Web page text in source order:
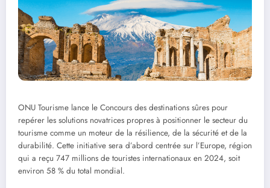
ONU Tourisme lance le Concours des destinations sûres pour
repérer les solutions novatrices propres à positionner le secteur du
tourisme comme un moteur de la résilience, de la sécurité et de la
durabilité. Cette initiative sera d’abord centrée sur l’Europe, région
qui a reçu 747 millions de touristes internationaux en 2024, soit
environ 58 % du total mondial.